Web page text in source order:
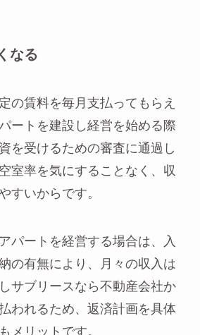
なる
の賃料を毎月支払ってもらえ
ートを建設し経営を始める際
を受けるための審査に通過し
室率を気にすることなく、収
すいからです。
パートを経営する場合は、入
の有無により、月々の収入は
サブリースなら不動産会社か
われるため、返済計画を具体
メリットです。